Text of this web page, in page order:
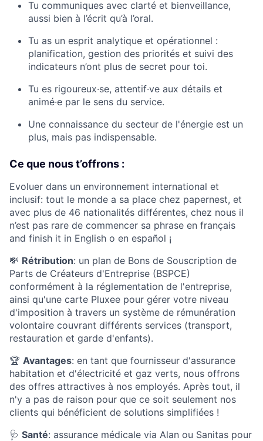
Tu communiques avec clarté et bienveillance,
aussi bien à l’écrit qu’à l’oral.
Tu as un esprit analytique et opérationnel :
planification, gestion des priorités et suivi des
indicateurs n’ont plus de secret pour toi.
Tu es rigoureux·se, attentif·ve aux détails et
animé·e par le sens du service.
Une connaissance du secteur de l'énergie est un
plus, mais pas indispensable.
Ce que nous t’offrons :
Evoluer dans un environnement international et
inclusif: tout le monde a sa place chez papernest, et
avec plus de 46 nationalités différentes, chez nous il
n’est pas rare de commencer sa phrase en français
and finish it in English o en español ¡
💸 Rétribution: un plan de Bons de Souscription de
Parts de Créateurs d'Entreprise (BSPCE)
conformément à la réglementation de l'entreprise,
ainsi qu'une carte Pluxee pour gérer votre niveau
d'imposition à travers un système de rémunération
volontaire couvrant différents services (transport,
restauration et garde d'enfants).
🏆 Avantages: en tant que fournisseur d'assurance
habitation et d'électricité et gaz verts, nous offrons
des offres attractives à nos employés. Après tout, il
n'y a pas de raison pour que ce soit seulement nos
clients qui bénéficient de solutions simplifiées !
🩺 Santé: assurance médicale via Alan ou Sanitas pour